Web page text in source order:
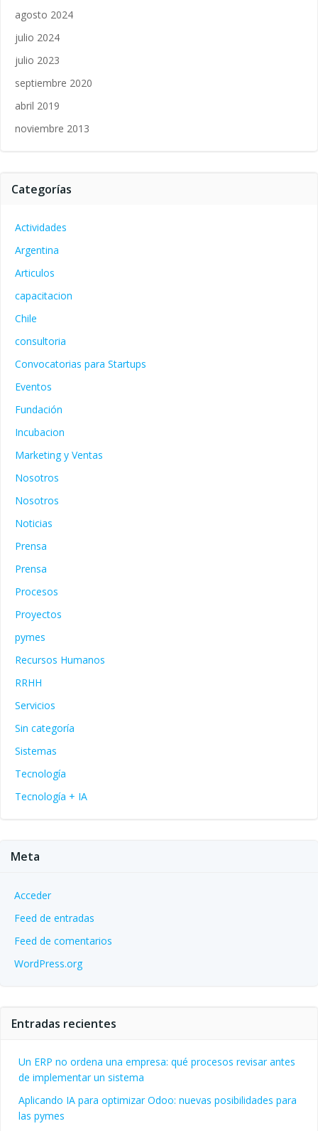
agosto 2024
julio 2024
julio 2023
septiembre 2020
abril 2019
noviembre 2013
Categorías
Actividades
Argentina
Articulos
capacitacion
Chile
consultoria
Convocatorias para Startups
Eventos
Fundación
Incubacion
Marketing y Ventas
Nosotros
Nosotros
Noticias
Prensa
Prensa
Procesos
Proyectos
pymes
Recursos Humanos
RRHH
Servicios
Sin categoría
Sistemas
Tecnología
Tecnología + IA
Meta
Acceder
Feed de entradas
Feed de comentarios
WordPress.org
Entradas recientes
Un ERP no ordena una empresa: qué procesos revisar antes
de implementar un sistema
Aplicando IA para optimizar Odoo: nuevas posibilidades para
las pymes